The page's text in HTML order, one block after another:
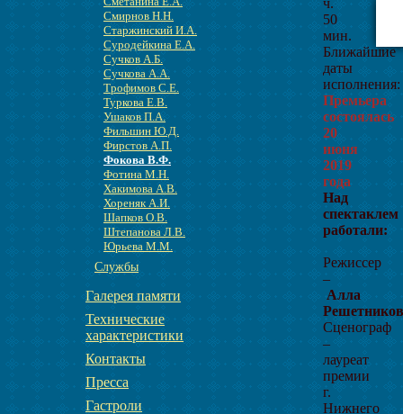
Смирнов Н.Н.
Старжинский И.А.
Суродейкина Е.А.
Сучков А.Б.
Сучкова А.А.
Трофимов С.Е.
Туркова Е.В.
Ушаков П.А.
Фильшин Ю.Д.
Фирстов А.П.
Фокова В.Ф.
Фотина М.Н.
Хакимова А.В.
Хореняк А.И.
Шапков О.В.
Штепанова Л.В.
Юрьева М.М.
Службы
Галерея памяти
Технические
характеристики
Контакты
Пресса
Гастроли
50
мин.
Ближайшие
даты
исполнения:
Премьера
состоялась
20
июня
2019
года
Над
спектаклем
работали:
Режиссер
–
Алла
Сценограф
–
лауреат
премии
г.
Нижнего